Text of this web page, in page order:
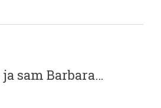
ja sam Barbara…